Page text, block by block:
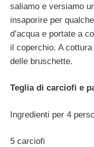
saliamo e versiamo
insaporire per
d’acqua e portate a
il coperchio. A
delle bruschette.
Teglia di carciofi e
Ingredienti per 4
5 carciofi